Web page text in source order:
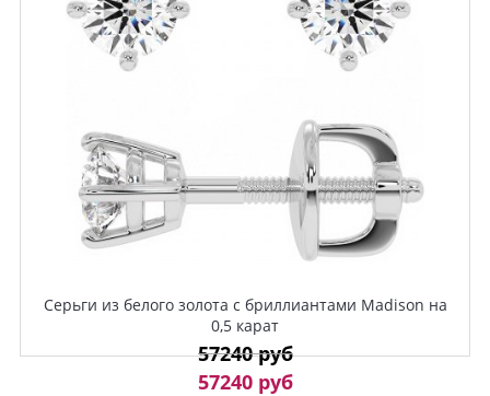
Серьги из белого золота с бриллиантами Madison на
0,5 карат
57240 руб
57240 руб